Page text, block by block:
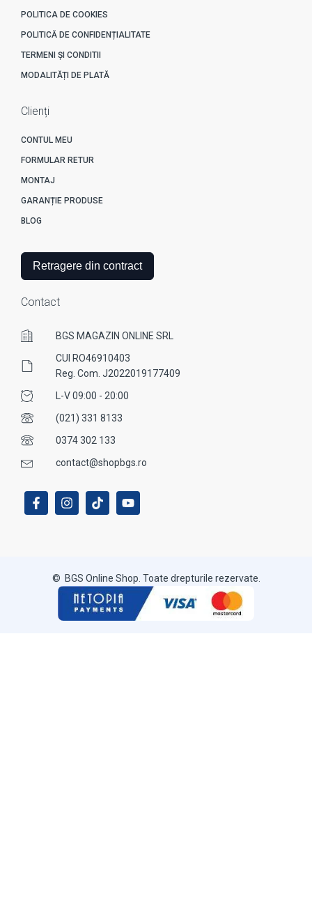
POLITICA DE COOKIES
POLITICĂ DE CONFIDENȚIALITATE
TERMENI ȘI CONDITII
MODALITĂȚI DE PLATĂ
Clienți
CONTUL MEU
FORMULAR RETUR
MONTAJ
GARANȚIE PRODUSE
BLOG
Retragere din contract
Contact
BGS MAGAZIN ONLINE SRL
CUI RO46910403
Reg. Com. J2022019177409
L-V 09:00 - 20:00
(021) 331 8133
0374 302 133
contact@shopbgs.ro
© BGS Online Shop. Toate drepturile rezervate.